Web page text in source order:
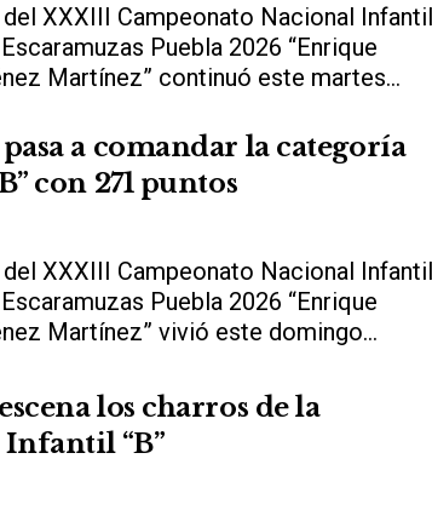
XXXIII Campeonato Nacional
Puebla 2026 “Enrique
Martínez” continuó este martes...
a comandar la categoría
con 271 puntos
XXXIII Campeonato Nacional
Puebla 2026 “Enrique
Martínez” vivió este domingo...
los charros de la
“B”